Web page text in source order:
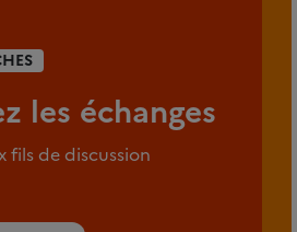
les échanges
fils de discussion